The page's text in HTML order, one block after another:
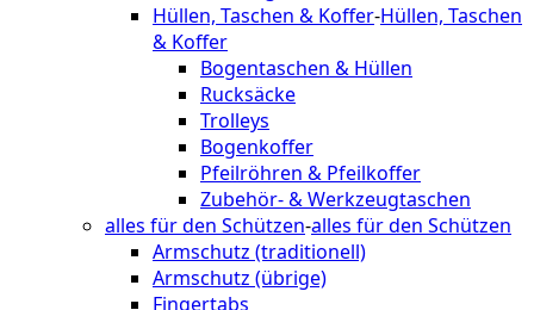
Hüllen, Taschen & Koffer-Hüllen, Taschen
& Koffer
Bogentaschen & Hüllen
Rucksäcke
Trolleys
Bogenkoffer
Pfeilröhren & Pfeilkoffer
Zubehör- & Werkzeugtaschen
alles für den Schützen-alles für den Schützen
Armschutz (traditionell)
Armschutz (übrige)
Fingertabs